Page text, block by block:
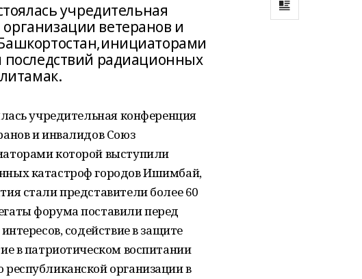
учредительная
ветеранов и
последствий радиационных
учредительная конференция
и инвалидов Союз
которой выступили
катастроф городов Ишимбай,
стали представители более 60
форума поставили перед
содействие в защите
в патриотическом воспитании
организации в